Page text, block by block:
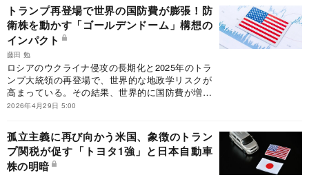
トランプ再登場で世界の国防費が膨張！防
衛株を動かす「ゴールデンドーム」構想の
インパクト
藤田 勉
ロシアのウクライナ侵攻の長期化と2025年のトラ
ンプ大統領の再登場で、世界的な地政学リスクが
高まっている。その結果、世界的に国防費が増加
しつつあり、これが株式市場にも大きな影響を与
2026年4月29日 5:00
孤立主義に再び向かう米国、象徴のトラン
プ関税が促す「トヨタ1強」と日本自動車
株の明暗